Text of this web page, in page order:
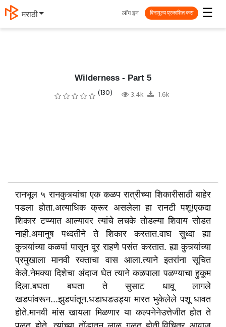
मराठी ☰
लॉग इन विनामूल्य प्रकाशित करा
Wilderness - Part 5
(130) 3.4k 1.6k
रानभूल ५ रानकुत्र्यांचा एक कळप रात्रीच्या शिकारीसाठी बाहेर
पडला होता.अत्याधिक क्रूर असलेला हा रानटी पशू!एकदा
शिकार टप्प्यात आल्यावर त्यांचे लचके तोडल्या शिवाय सोडत
नाही.अमानुष पध्दतीने ते शिकार करतात.वाघ सुध्दा ह्या
कुत्र्यांच्या कळपां पासून दूर राहणे पसंत करतात. ह्या कुत्र्यांच्या
प्रमुखाला मानवी रक्ताचा वास आला.त्याने इतरांना सूचित
केले.नेमक्या दिशेचा अंदाज घेत त्याने कळपाला पळण्याचा हुकूम
दिला.बघता बघता ते सुसाट धावू लागले
खडपांवरून...झुडपांतून.धडाधडउड्या मारत भुकेलेले पशू धावत
होते.मानवी मांस खायला मिळणार या कल्पनेनेउत्तेजीत होत ते